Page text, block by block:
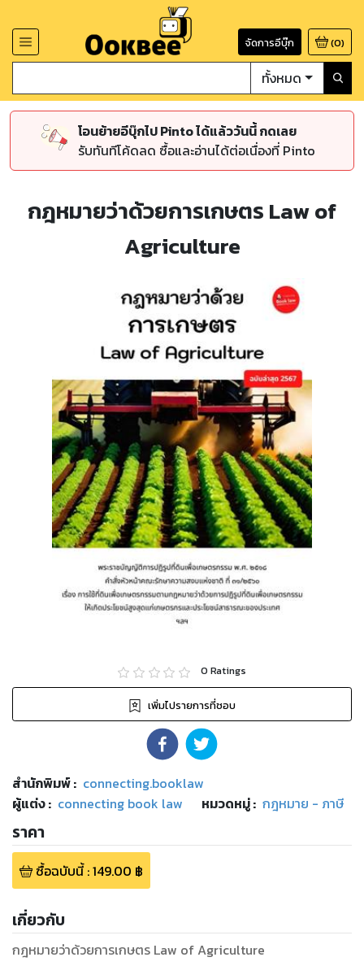
จัดการอีบุ๊ก (0)
ทั้งหมด
โอนย้ายอีบุ๊กไป Pinto ได้แล้ววันนี้ กดเลย
รับทันทีโค้ดลด ซื้อและอ่านได้ต่อเนื่องที่ Pinto
กฎหมายว่าด้วยการเกษตร Law of
Agriculture
0 Ratings
เพิ่มไปรายการที่ชอบ
สำนักพิมพ์: connecting.booklaw
ผู้แต่ง : connecting book law หมวดหมู่: กฎหมาย - ภาษี
ราคา
ซื้อฉบับนี้:149.00 ฿
เกี่ยวกับ
กฎหมายว่าด้วยการเกษตร Law of Agriculture